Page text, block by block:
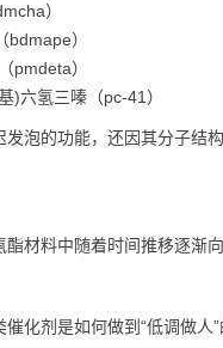
）
）
pmdeta）
)六氢三嗪（pc-41）
泡的功能，还因其分子结
材料中随着时间推移逐渐
化剂是如何做到“低调做人